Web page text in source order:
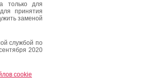
только для
принятия
заменой
службой по
2020
cookie